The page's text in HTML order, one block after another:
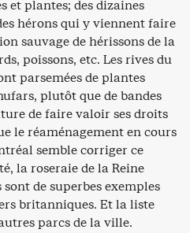
et plantes; des dizaines
hérons qui y viennent faire
sauvage de hérissons de la
poissons, etc. Les rives du
parsemées de plantes
plutôt que de bandes
de faire valoir ses droits
le réaménagement en cours
semble corriger ce
la roseraie de la Reine
de superbes exemples
britanniques. Et la liste
parcs de la ville.